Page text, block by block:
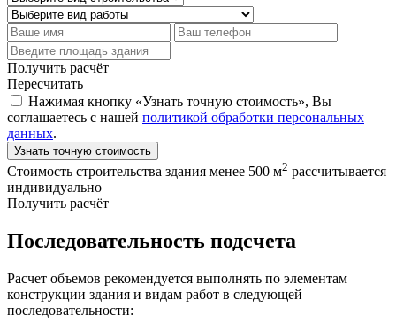
Получить расчёт
Пересчитать
Нажимая кнопку «Узнать точную стоимость», Вы
соглашаетесь с нашей политикой обработки персональных
данных.
Узнать точную стоимость
Стоимость строительства здания менее 500 м2 рассчитывается
индивидуально
Получить расчёт
Последовательность подсчета
Расчет объемов рекомендуется выполнять по элементам
конструкции здания и видам работ в следующей
последовательности: